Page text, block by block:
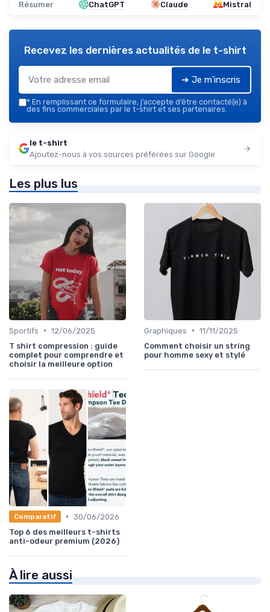
Résumer ChatGPT Claude Mistral
Recevez les dernières actualités de le t-shirt
➔ Je m'inscris
* En remplissant ce formulaire, j’accepte d’être contacté(e) à
des fins commerciales par le t-shirt et ses partenaires.
le t-shirt
Ajoutez-nous à vos sources préférées sur Google
Les plus lus
Sportifs • 12/06/2025
T shirt compression : guide
complet pour comprendre et
choisir la meilleure option
Graphiques • 11/11/2025
Comment choisir un string
pour homme sexy et stylé
Comparatif • 30/06/2026
Top 6 des meilleurs t-shirts
anti-odeur premium (2026)
À lire aussi